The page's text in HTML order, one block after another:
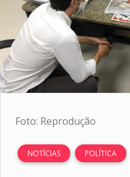
Foto: Reprodução
NOTÍCIAS POLÍTICA